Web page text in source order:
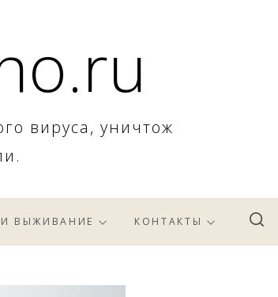
вируса, уничтож
ВЫЖИВАНИЕ КОНТАКТЫ